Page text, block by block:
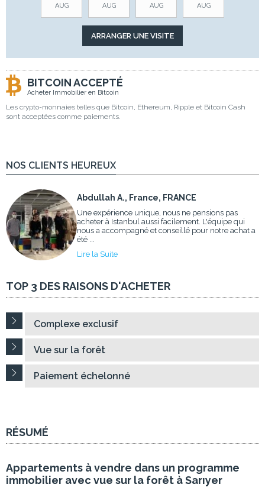
AUG AUG AUG AUG
BITCOIN ACCEPTÉ
Acheter Immobilier en Bitcoin
Les crypto-monnaies telles que Bitcoin, Ethereum, Ripple et Bitcoin Cash
sont acceptées comme paiements.
NOS CLIENTS HEUREUX
Abdullah A., France, FRANCE
Une expérience unique, nous ne pensions pas
acheter à Istanbul aussi facilement. L'équipe qui
nous a accompagné et conseillé pour notre achat a
été ...
Lire la Suite
TOP 3 DES RAISONS D'ACHETER
Complexe exclusif
Vue sur la forêt
Paiement échelonné
RÉSUMÉ
Appartements à vendre dans un programme
immobilier avec vue sur la forêt à Sarıyer